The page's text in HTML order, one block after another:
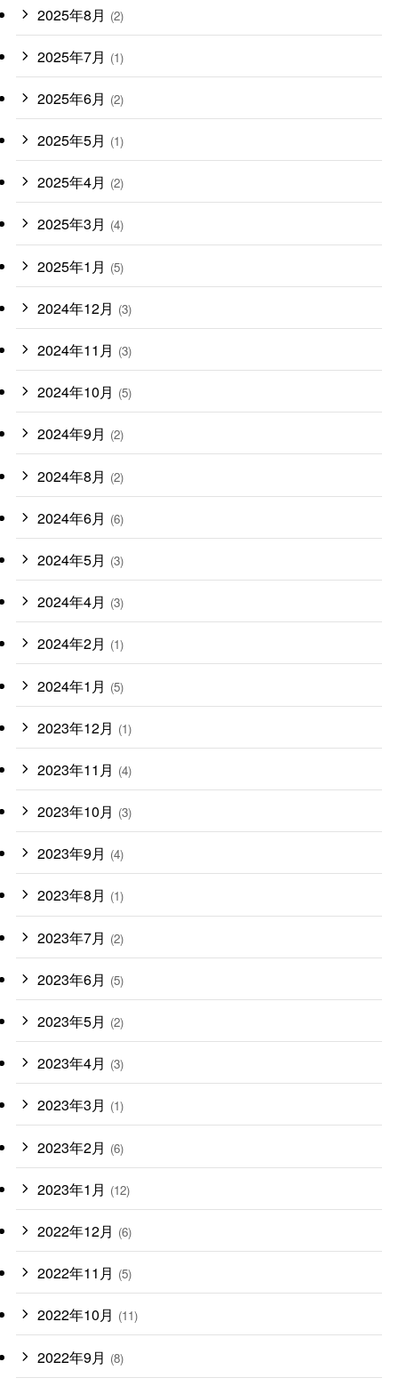
2025年8月 (2)
2025年7月 (1)
2025年6月 (2)
2025年5月 (1)
2025年4月 (2)
2025年3月 (4)
2025年1月 (5)
2024年12月 (3)
2024年11月 (3)
2024年10月 (5)
2024年9月 (2)
2024年8月 (2)
2024年6月 (6)
2024年5月 (3)
2024年4月 (3)
2024年2月 (1)
2024年1月 (5)
2023年12月 (1)
2023年11月 (4)
2023年10月 (3)
2023年9月 (4)
2023年8月 (1)
2023年7月 (2)
2023年6月 (5)
2023年5月 (2)
2023年4月 (3)
2023年3月 (1)
2023年2月 (6)
2023年1月 (12)
2022年12月 (6)
2022年11月 (5)
2022年10月 (11)
2022年9月 (8)